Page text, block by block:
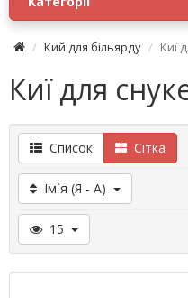
Кий для більярду Киї
Киї для
Список Сітка
Ім`я (Я - A)
15